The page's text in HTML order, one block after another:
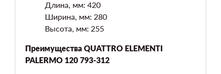
Длина, мм: 420
Ширина, мм: 280
Высота, мм: 255
Преимущества QUATTRO ELEMENTI
PALERMO 120 793-312